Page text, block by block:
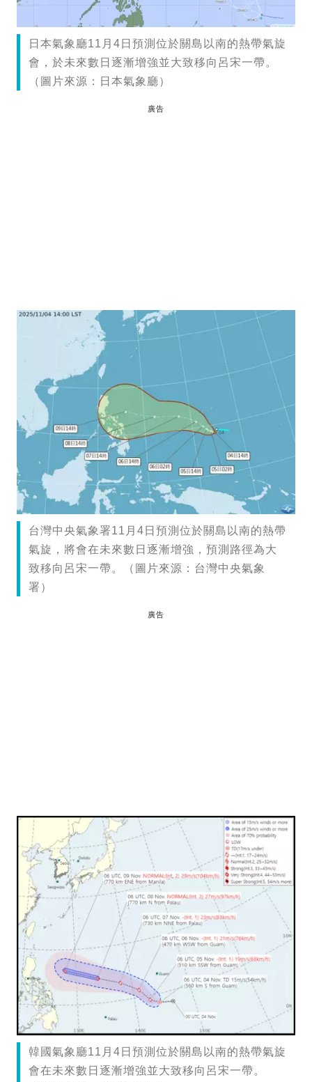
日本氣象廳11月4日預測位於關島以南的熱帶氣旋
會，於未來數日逐漸增強並大致移向呂宋一帶。
（圖片來源：日本氣象廳）
廣告
台灣中央氣象署11月4日預測位於關島以南的熱帶
氣旋，將會在未來數日逐漸增強，預測路徑為大
致移向呂宋一帶。（圖片來源：台灣中央氣象
署）
廣告
韓國氣象廳11月4日預測位於關島以南的熱帶氣旋
會在未來數日逐漸增強並大致移向呂宋一帶。